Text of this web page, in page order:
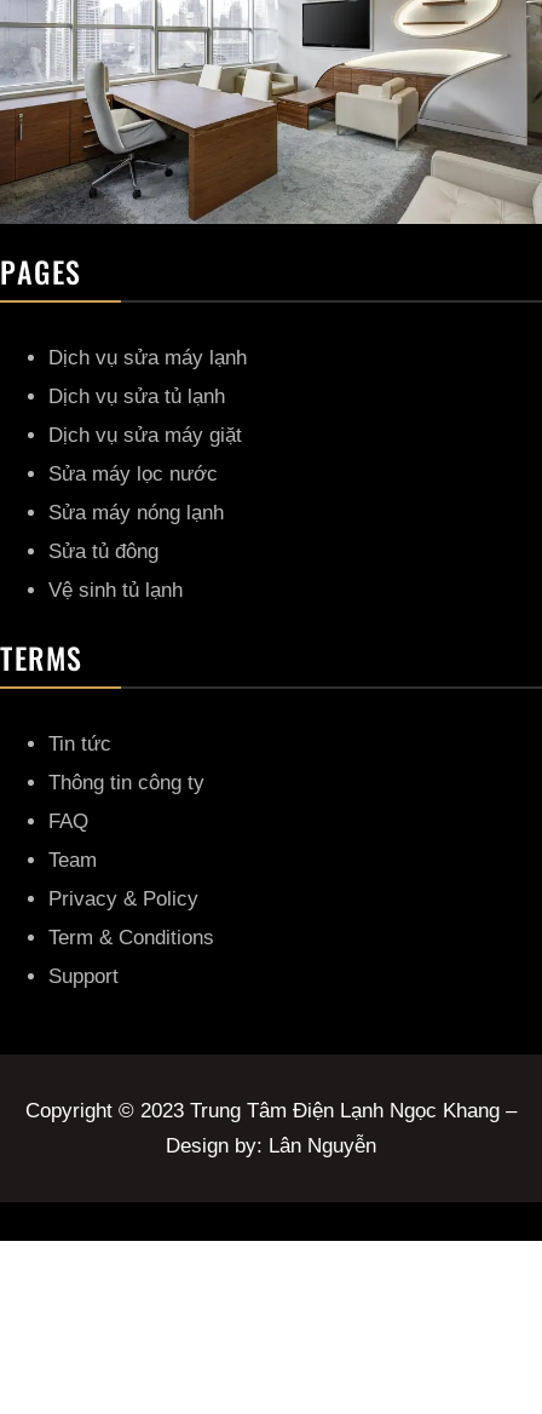
PAGES
Dịch vụ sửa máy lạnh
Dịch vụ sửa tủ lạnh
Dịch vụ sửa máy giặt
Sửa máy lọc nước
Sửa máy nóng lạnh
Sửa tủ đông
Vệ sinh tủ lạnh
TERMS
Tin tức
Thông tin công ty
FAQ
Team
Privacy & Policy
Term & Conditions
Support
Copyright © 2023 Trung Tâm Điện Lạnh Ngọc Khang –
Design by: Lân Nguyễn